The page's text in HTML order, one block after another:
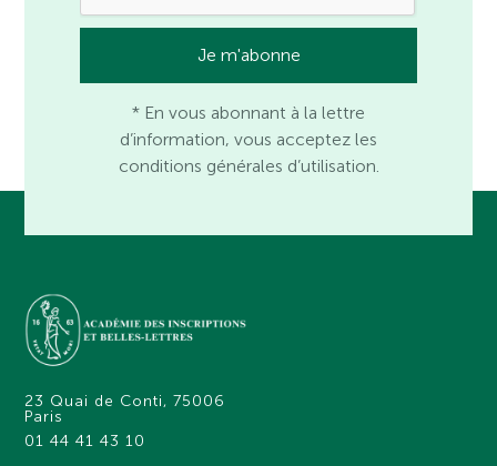
* En vous abonnant à la lettre
d’information, vous acceptez les
conditions générales d’utilisation.
23 Quai de Conti, 75006
Paris
01 44 41 43 10